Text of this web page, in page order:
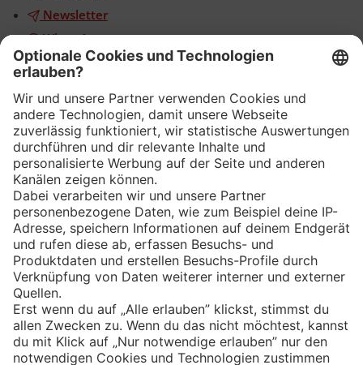
Newsletter
WhatsApp
App
Eishockey